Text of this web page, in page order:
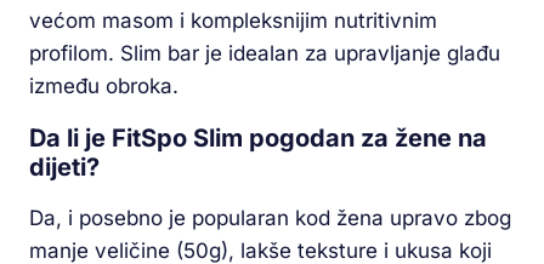
većom masom i kompleksnijim nutritivnim
profilom. Slim bar je idealan za upravljanje glađu
između obroka.
Da li je FitSpo Slim pogodan za žene na
dijeti?
Da, i posebno je popularan kod žena upravo zbog
manje veličine (50g), lakše teksture i ukusa koji